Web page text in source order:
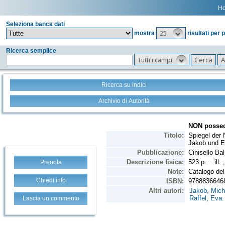
Seleziona banca dati
mostra
25 risultati per
Ricerca semplice
Tutti i campi
Ricerca su indici
Archivio di Autorità
Prenota
Chiedi info
Lascia un commento